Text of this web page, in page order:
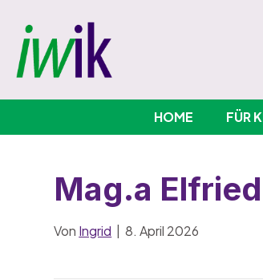
HOME FÜR
Mag.a
Von Ingrid 8. April 2026